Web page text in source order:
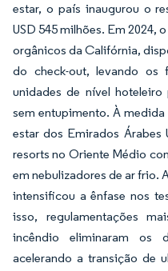
estar, o país inaugurou o
USD 545 milhões. Em
orgânicos da Califórnia,
do check-out, levando os
unidades de nível
sem entupimento. À
estar dos Emirados Árabes
resorts no Oriente Médio
em nebulizadores de ar frio.
intensificou a ênfase nos
isso, regulamentações
incêndio eliminaram os
acelerando a transição de